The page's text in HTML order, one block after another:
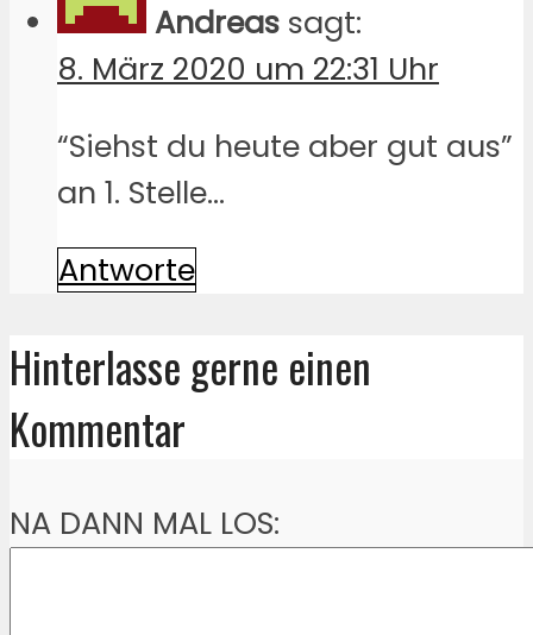
Andreas sagt:
8. März 2020 um 22:31 Uhr
“Siehst du heute aber gut aus”
an 1. Stelle…
Antworte
Hinterlasse gerne einen
Kommentar
NA DANN MAL LOS: